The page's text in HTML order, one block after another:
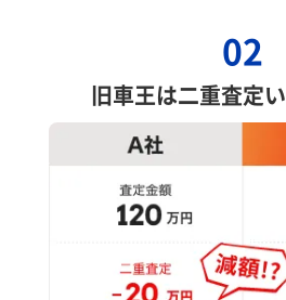
02
旧車王は二重査定